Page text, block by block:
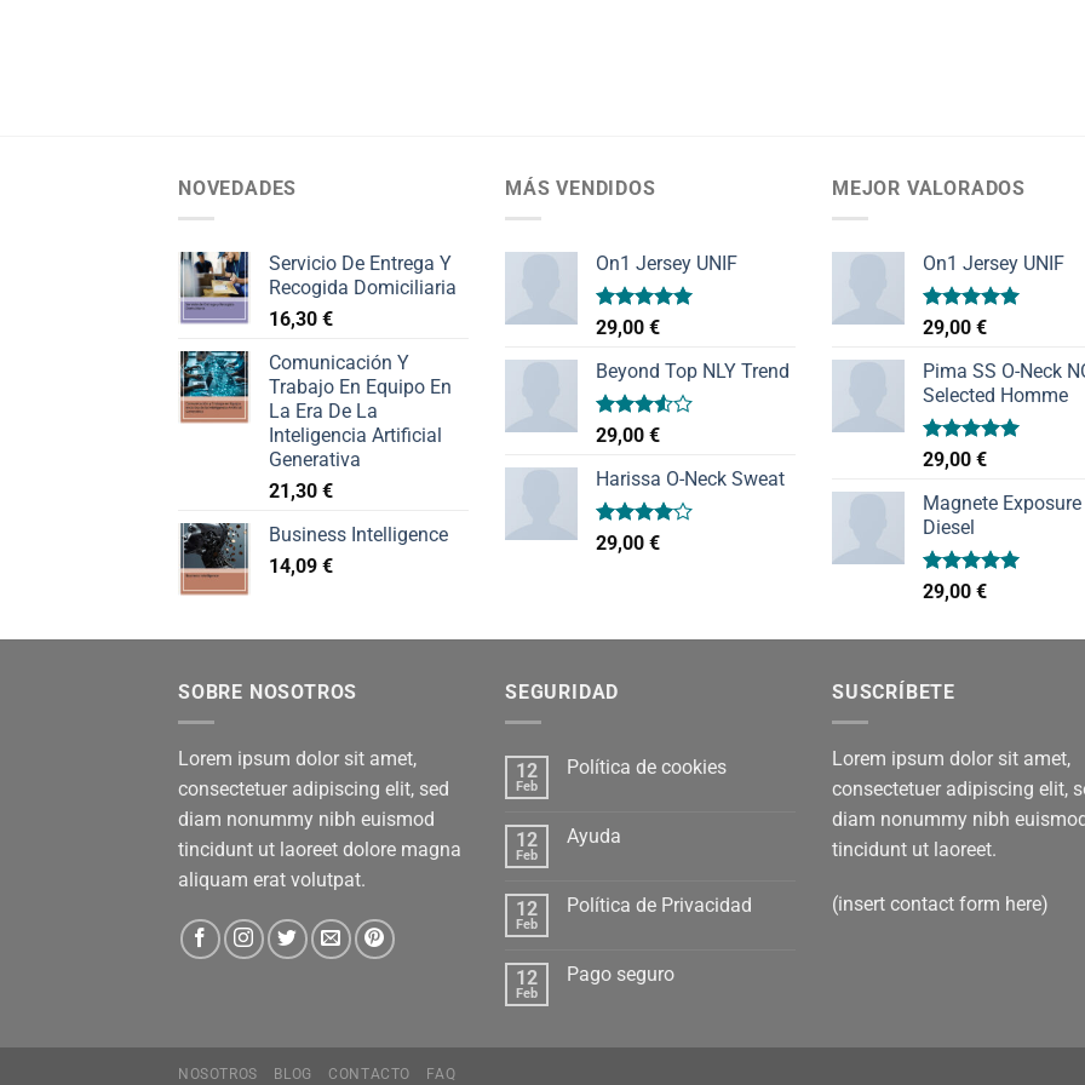
NOVEDADES
Servicio De Entrega Y
Recogida Domiciliaria
16,30 €
Comunicación Y
Trabajo En Equipo En
La Era De La
Inteligencia Artificial
Generativa
21,30 €
Business Intelligence
14,09 €
MÁS VENDIDOS
On1 Jersey UNIF
Valorado
con
de 5
29,00 €
Beyond Top NLY Trend
Valorado
con
3.50de
5
29,00 €
Harissa O-Neck Sweat
Valorado
con
29,00 €
MEJOR VALORADOS
On1 Jersey UNIF
Valorado
con
de 5
29,00 €
Pima SS O-Neck
Selected Homme
Valorado
con
de 5
29,00 €
Magnete Exposure
Diesel
Valorado
con
29,00 €
SOBRE NOSOTROS
Lorem ipsum dolor sit amet,
consectetuer adipiscing elit, sed
diam nonummy nibh euismod
tincidunt ut laoreet dolore magna
aliquam erat volutpat.
SEGURIDAD
12
Feb
Política de cookies
12
Feb
Ayuda
12
Feb
Política de Privacidad
12
Feb
Pago seguro
SUSCRÍBETE
Lorem ipsum dolor sit amet,
consectetuer adipiscing elit,
diam nonummy nibh
tincidunt ut laoreet.
(insert contact form here)
NOSOTROS BLOG CONTACTO FAQ